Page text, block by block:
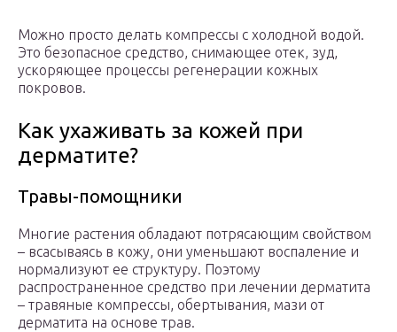
Можно просто делать компрессы с холодной водой.
Это безопасное средство, снимающее отек, зуд,
ускоряющее процессы регенерации кожных
покровов.
Как ухаживать за кожей при
дерматите?
Травы-помощники
Многие растения обладают потрясающим свойством
– всасываясь в кожу, они уменьшают воспаление и
нормализуют ее структуру. Поэтому
распространенное средство при лечении дерматита
– травяные компрессы, обертывания, мази от
дерматита на основе трав.